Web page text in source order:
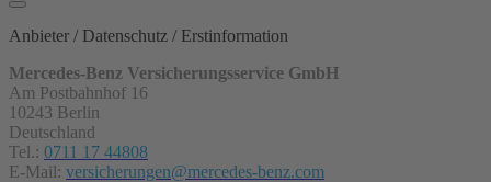
Anbieter / Datenschutz / Erstinformation
Mercedes-Benz Versicherungsservice GmbH
Am Postbahnhof 16
10243 Berlin
Deutschland
Tel.: 0711 17 44808
E-Mail: versicherungen@mercedes-benz.com